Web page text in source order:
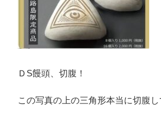
ＤS饅頭、切腹！
この写真の上の三角形本当に切腹